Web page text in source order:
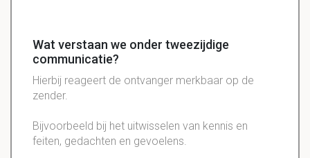
Wat verstaan we onder tweezijdige
communicatie?
Hierbij reageert de ontvanger merkbaar op de
zender.
Bijvoorbeeld bij het uitwisselen van kennis en
feiten, gedachten en gevoelens.